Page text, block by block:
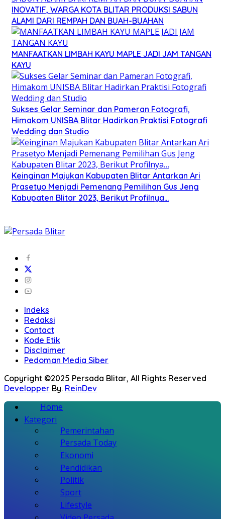
INOVATIF, WARGA KOTA BLITAR PRODUKSI SABUN
ALAMI DARI REMPAH DAN BUAH-BUAHAN
MANFAATKAN LIMBAH KAYU MAPLE JADI JAM TANGAN
KAYU
Sukses Gelar Seminar dan Pameran Fotografi,
Himakom UNISBA Blitar Hadirkan Praktisi Fotografi
Wedding dan Studio
Keinginan Majukan Kabupaten Blitar Antarkan Ari
Prasetyo Menjadi Pemenang Pemilihan Gus Jeng
Kabupaten Blitar 2023, Berikut Profilnya…
Indeks
Redaksi
Contact
Kode Etik
Disclaimer
Pedoman Media Siber
Copyright ©2025 Persada Blitar, All Rights Reserved
Developper By. ReinDev
Home
Kategori
Pemerintahan
Persada Today
Ekonomi
Pendidikan
Politik
Sport
Lifestyle